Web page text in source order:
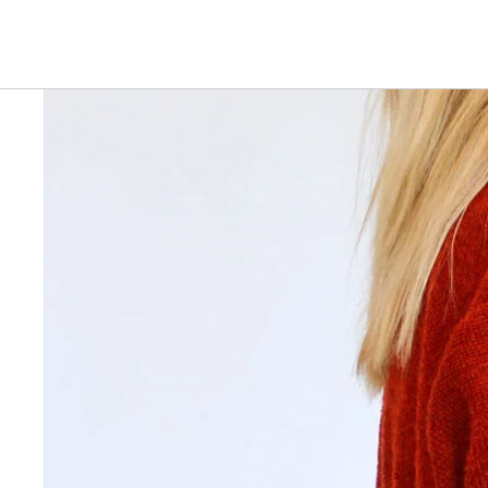
Ga direct naar de productinformatie